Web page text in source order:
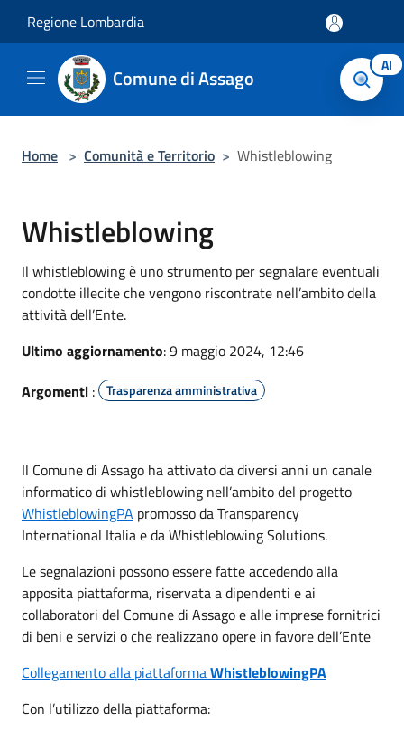
Regione Lombardia
Comune di Assago AI
Home > Comunità e Territorio > Whistleblowing
Whistleblowing
Il whistleblowing è uno strumento per segnalare eventuali
condotte illecite che vengono riscontrate nell’ambito della
attività dell’Ente.
Ultimo aggiornamento: 9 maggio 2024, 12:46
Argomenti : Trasparenza amministrativa
Il Comune di Assago ha attivato da diversi anni un canale
informatico di whistleblowing nell’ambito del progetto
WhistleblowingPA promosso da Transparency
International Italia e da Whistleblowing Solutions.
Le segnalazioni possono essere fatte accedendo alla
apposita piattaforma, riservata a dipendenti e ai
collaboratori del Comune di Assago e alle imprese fornitrici
di beni e servizi o che realizzano opere in favore dell’Ente
Collegamento alla piattaformaWhistleblowingPA
Con l’utilizzo della piattaforma: